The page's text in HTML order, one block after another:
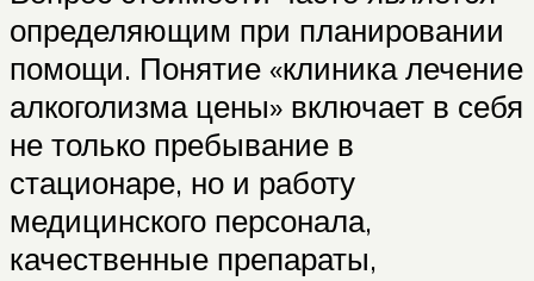
определяющим при планировании
помощи. Понятие «клиника лечение
алкоголизма цены» включает в себя
не только пребывание в
стационаре, но и работу
медицинского персонала,
качественные препараты,